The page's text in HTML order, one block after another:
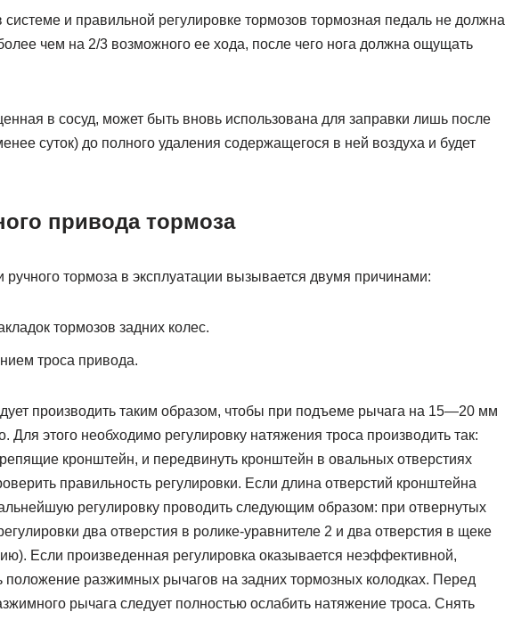
системе и правильной регулировке тормозов тормозная педаль не должна
чем на 2/3 возможного ее хода, после чего нога должна ощущать
в сосуд, может быть вновь использована для заправки лишь после
суток) до полного удаления содержащегося в ней воздуха и будет
привода тормоза
ручного тормоза в эксплуатации вызывается двумя причинами:
тормозов задних колес.
троса привода.
производить таким образом, чтобы при подъеме рычага на 15—20 мм
Для этого необходимо регулировку натяжения троса производить так:
кронштейн, и передвинуть кронштейн в овальных отверстиях
правильность регулировки. Если длина отверстий кронштейна
регулировку проводить следующим образом: при отвернутых
два отверстия в ролике-уравнителе 2 и два отверстия в щеке
Если произведенная регулировка оказывается неэффективной,
положение разжимных рычагов на задних тормозных колодках. Перед
рычага следует полностью ослабить натяжение троса. Снять